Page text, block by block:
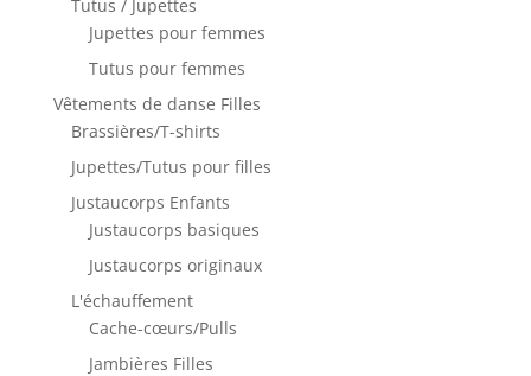
Tutus / Jupettes
Jupettes pour femmes
Tutus pour femmes
Vêtements de danse Filles
Brassières/T-shirts
Jupettes/Tutus pour filles
Justaucorps Enfants
Justaucorps basiques
Justaucorps originaux
L'échauffement
Cache-cœurs/Pulls
Jambières Filles